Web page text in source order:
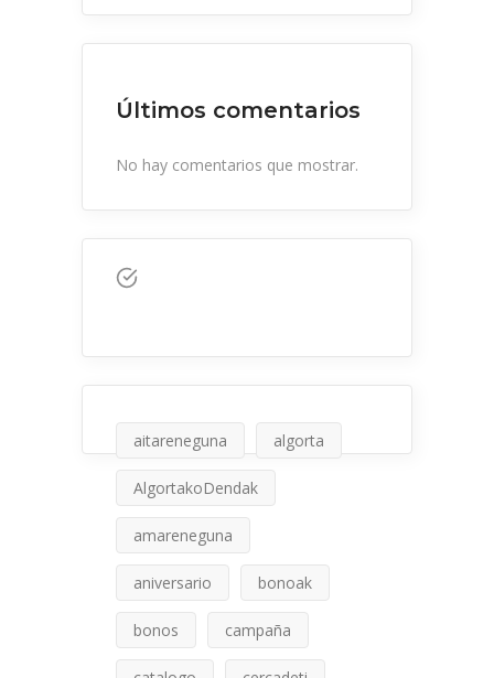
Últimos comentarios
No hay comentarios que mostrar.
aitareneguna algorta
AlgortakoDendak
amareneguna
aniversario bonoak
bonos campaña